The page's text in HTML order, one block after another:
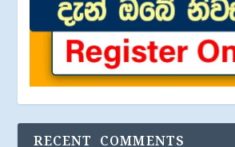
RECENT COMMENTS